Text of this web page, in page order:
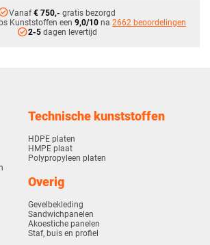
Vanaf€ 750,- gratis bezorgd
Kunststoffen een 9,0/10 na 2662 beoordelingen
check_circle2-5dagen levertijd
Technische kunststoffen
HDPE platen
HMPE plaat
Polypropyleen platen
Overig
Gevelbekleding
Sandwichpanelen
Akoestiche panelen
Staf, buis en profiel